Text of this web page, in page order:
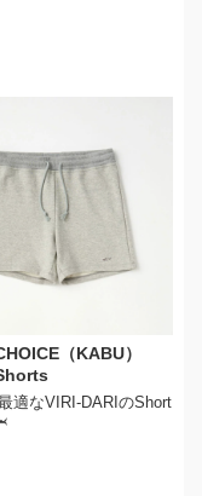
（KABU）
適なVIRI-DARIのShort